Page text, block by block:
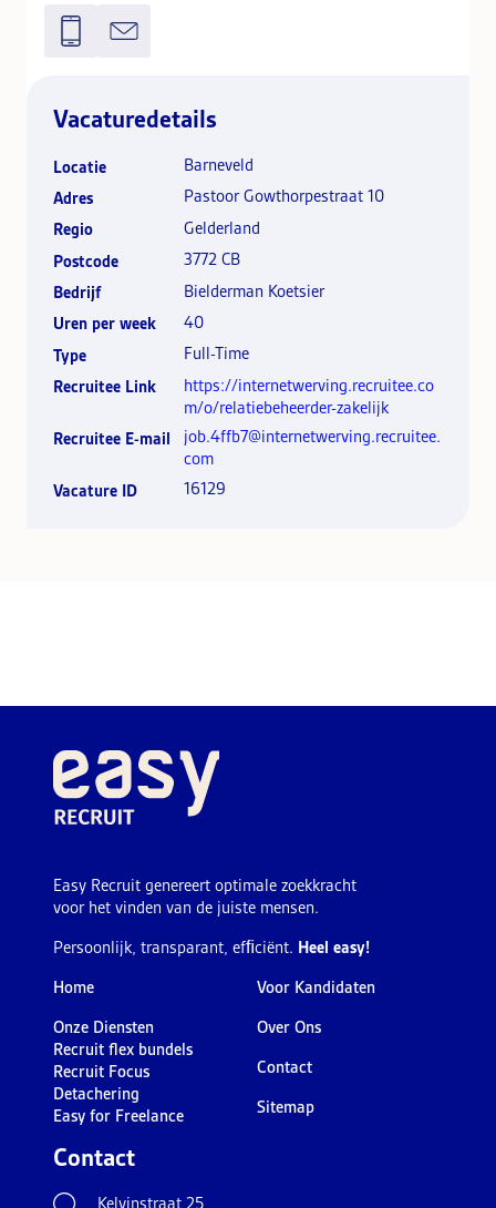
Vacaturedetails
Locatie
Barneveld
Adres
Pastoor Gowthorpestraat 10
Regio
Gelderland
Postcode
3772 CB
Bedrijf
Bielderman Koetsier
Uren per week
40
Type
Full-Time
Recruitee Link
https://internetwerving.recruitee.co
m/o/relatiebeheerder-zakelijk
Recruitee E-mail
job.4ffb7@internetwerving.recruitee.
com
Vacature ID
16129
Easy Recruit genereert optimale zoekkracht
voor het vinden van de juiste mensen.
Persoonlijk, transparant, efﬁciënt. Heel easy!
Home
Onze Diensten
Recruit flex bundels
Recruit Focus
Detachering
Easy for Freelance
Voor Kandidaten
Over Ons
Contact
Sitemap
Contact
Kelvinstraat 25